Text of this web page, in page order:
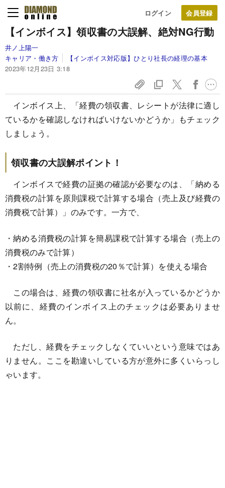
ログイン
【インボイス】領収書の大誤解、絶対NG行動
井ノ上陽一
キャリア・働き方
【インボイス対応版】ひとり社長の経理の基本
2023年12月23日 3:18
インボイス上、「経費の領収書、レシートが法律に適し
ているかを確認しなければいけないかどうか」もチェック
しましょう。
領収書の大誤解ポイント！
インボイスで経費の証拠の確認が必要なのは、「納める
消費税の計算を原則課税で計算する場合（売上及び経費の
消費税で計算）」のみです。一方で、
・納める消費税の計算を簡易課税で計算する場合（売上の
消費税のみで計算）
・2割特例（売上の消費税の20％で計算）を使える場合
この場合は、経費の領収書に社名が入っているかどうか
以前に、経費のインボイス上のチェックは必要ありませ
ん。
ただし、経費をチェックしなくていいという意味ではあ
りません。ここを勘違いしている方が意外に多くいらっし
ゃいます。